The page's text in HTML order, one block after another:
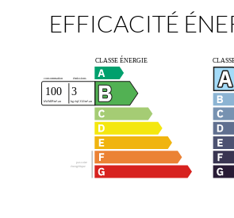
EFFICACITÉ